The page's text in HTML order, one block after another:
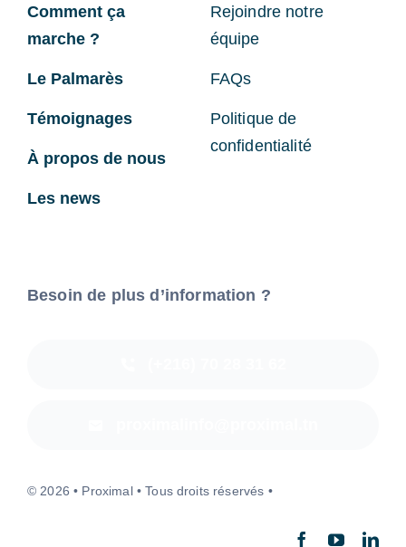
Comment ça
marche ?
Le Palmarès
Témoignages
À propos de nous
Les news
Rejoindre notre
équipe
FAQs
Politique de
confidentialité
Besoin de plus d’information ?
© 2026 • Proximal • Tous droits réservés •